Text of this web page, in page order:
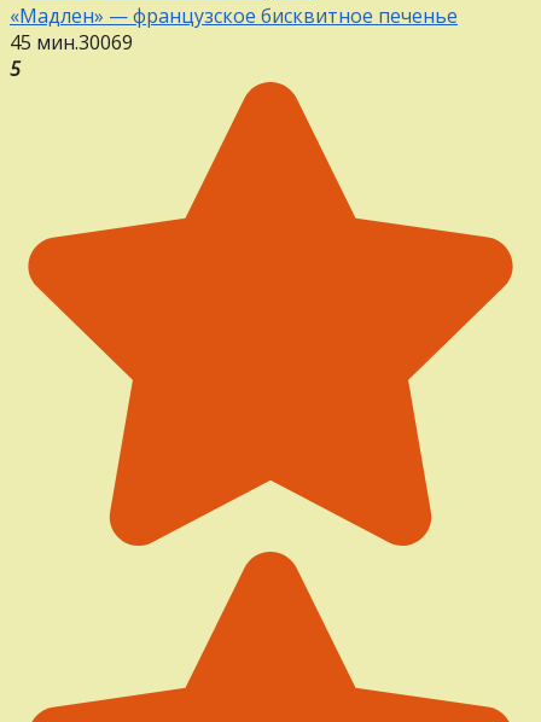
«Мадлен» — французское бисквитное печенье
45 мин.30069
5